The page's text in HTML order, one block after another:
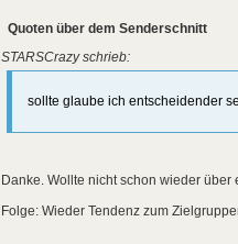
Quoten über dem Senderschnitt
STARSCrazy schrieb:
sollte glaube ich entscheidender
Danke. Wollte nicht schon wieder
Folge: Wieder Tendenz zum